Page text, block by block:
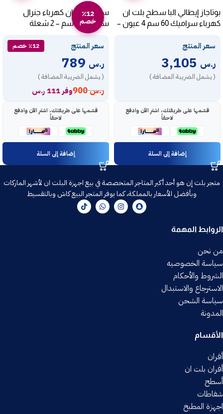
بوتاجاز إيطالي البا سطح بلت ان
كهرباء سراميك 60 سم 4 عيون –
سعر المنتج
ر.س
( يشمل الضريبة المضافة )
قسّمها على طريقتك، اشترِ الآن وادفع
لاحقاً
إضافة إلى السلة
٪12
خصم
سطح بلت ان كهرباء جنرال
سوبريم 30 سم – 2 شعلة
H302PECL
سعر المنتج ٪12 خصم
ر.س
( يشمل الضريبة المضافة )
ر.س900 وفر 111 ر.س
قسّمها على طريقتك، اشترِ الآن وادفع
لاحقاً
إضافة إلى السلة
متجر بلت إن هو أحد أكبر المتاجر المتخصصة في بيع اجهزة البلت ان لأشهر الماركات
وبأفضل الأسعار بالمملكة، كما يوفر المتجر البيع كاش وبالتقسيط
الروابط المهمة
من نحن
سياسة الخصوصيه
الشروط والأحكام
الاسترجاع والاستبدال
سياسة الشحن
المدونة
الأقسام
أفران
أفران بلت ان
أسطح
شفاطات
اجهزة المطبخ